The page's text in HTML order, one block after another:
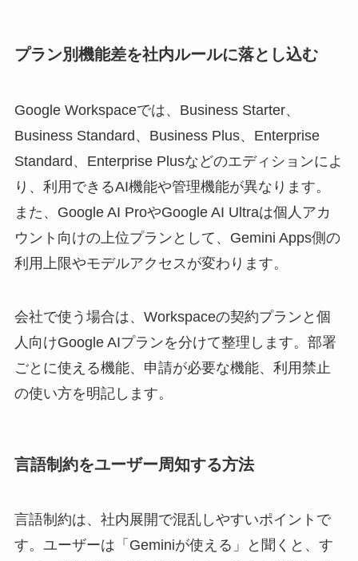
プラン別機能差を社内ルールに落とし込む
Google Workspaceでは、Business Starter、
Business Standard、Business Plus、Enterprise
Standard、Enterprise Plusなどのエディションによ
り、利用できるAI機能や管理機能が異なります。
また、Google AI ProやGoogle AI Ultraは個人アカ
ウント向けの上位プランとして、Gemini Apps側の
利用上限やモデルアクセスが変わります。
会社で使う場合は、Workspaceの契約プランと個
人向けGoogle AIプランを分けて整理します。部署
ごとに使える機能、申請が必要な機能、利用禁止
の使い方を明記します。
言語制約をユーザー周知する方法
言語制約は、社内展開で混乱しやすいポイントで
す。ユーザーは「Geminiが使える」と聞くと、す